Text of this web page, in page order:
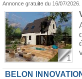
Annonce gratuite du 16/07/2026.
1
BELON